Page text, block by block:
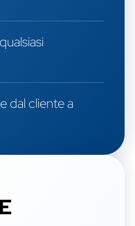
dal cliente a